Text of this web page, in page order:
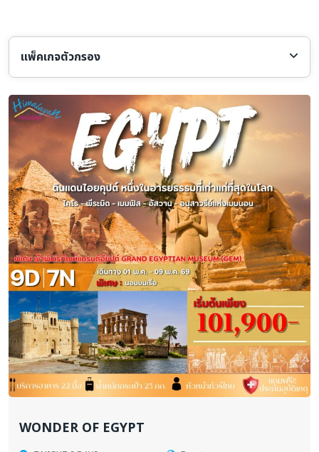
แพ็คเกจตัวกรอง
จาก ถึง
ช่วงราคา
0 to 500,000
WONDER OF EGYPT